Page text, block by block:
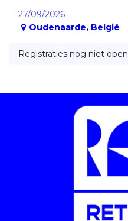
27/09/2026
Oudenaarde, België
Registraties nog niet open